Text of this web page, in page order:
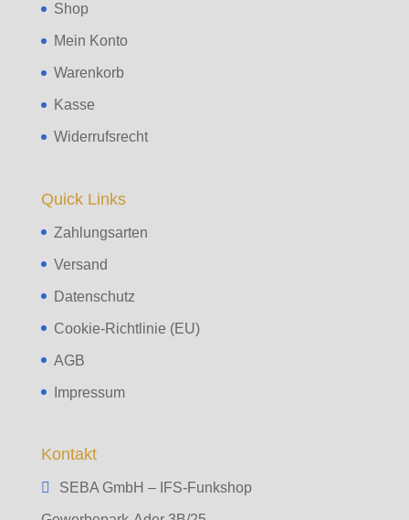
Shop
Mein Konto
Warenkorb
Kasse
Widerrufsrecht
Quick Links
Zahlungsarten
Versand
Datenschutz
Cookie-Richtlinie (EU)
AGB
Impressum
Kontakt
SEBA GmbH – IFS-Funkshop